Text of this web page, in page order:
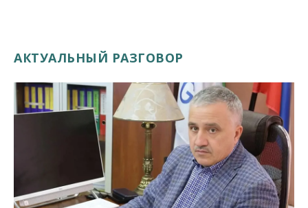
АКТУАЛЬНЫЙ РАЗГОВОР